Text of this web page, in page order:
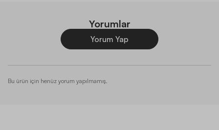
Yorumlar
Yorum Yap
Bu ürün için henüz yorum yapılmamış.